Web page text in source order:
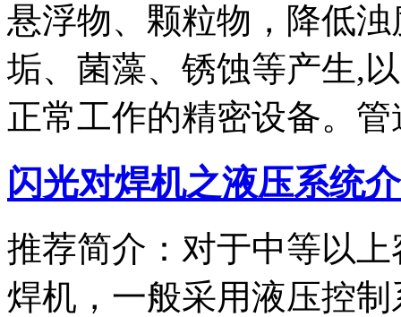
悬浮物、颗粒物，降低
垢、菌藻、锈蚀等产生,
正常工作的精密设备。管
闪光对焊机之液压系统
推荐简介：对于中等以
焊机，一般采用液压控